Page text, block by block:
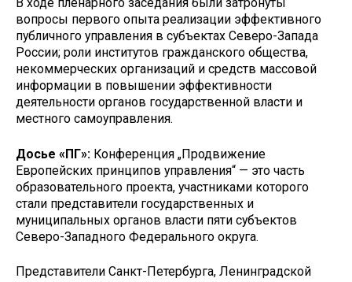
вопросы первого опыта реализации эффективного
публичного управления в субъектах Северо-Запада
России; роли институтов гражданского общества,
некоммерческих организаций и средств массовой
информации в повышении эффективности
деятельности органов государственной власти и
местного самоуправления.
Досье «ПГ»: Конференция „Продвижение
Европейских принципов управления“ — это часть
образовательного проекта, участниками которого
стали представители государственных и
муниципальных органов власти пяти субъектов
Северо-Западного Федерального округа.
Представители Санкт-Петербурга, Ленинградской